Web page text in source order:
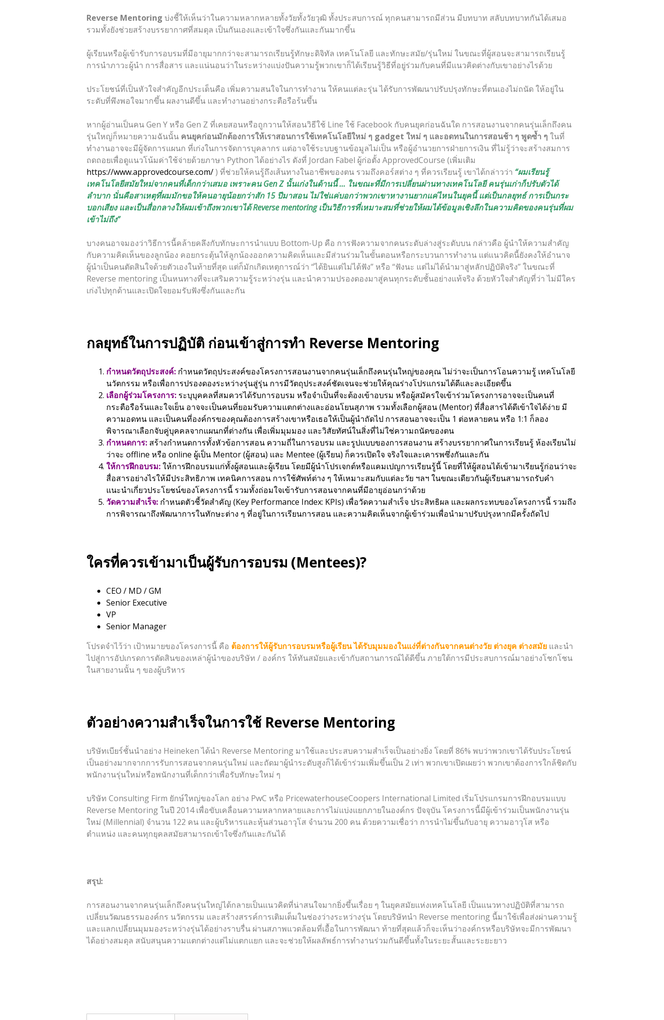
Reverse Mentoring บ่งชี้ให้เห็นว่าในความหลากหลายทั้งวัยทั้งวัยวุฒิ ทั้งประสบการณ์ ทุกคนสามารถมีส่วน มีบทบาท สลับบทบาทกันได้เสมอ
รวมทั้งยังช่วยสร้างบรรยากาศที่สมดุล เป็นกันเองและเข้าใจซึ่งกันและกันมากขึ้น
ผู้เรียนหรือผู้เข้ารับการอบรมที่มีอายุมากกว่าจะสามารถเรียนรู้ทักษะดิจิทัล เทคโนโลยี และทักษะสมัย/รุ่นใหม่ ในขณะที่ผู้สอนจะสามารถเรียนรู้
การนำภาวะผู้นำ การสื่อสาร และแน่นอนว่าในระหว่างแบ่งปันความรู้พวกเขาก็ได้เรียนรู้วิธีที่อยู่ร่วมกับคนที่มีแนวคิดต่างกับเขาอย่างไรด้วย
ประโยชน์ที่เป็นหัวใจสำคัญอีกประเด็นคือ เพิ่มความสนใจในการทำงาน ให้คนแต่ละรุ่น ได้รับการพัฒนาปรับปรุงทักษะที่ตนเองไม่ถนัด ให้อยู่ใน
ระดับที่พึงพอใจมากขึ้น ผลงานดีขึ้น และทำงานอย่างกระตือรือร้นขึ้น
หากผู้อ่านเป็นคน Gen Y หรือ Gen Z ที่เคยสอนหรือถูกวานให้สอนวิธีใช้ Line ใช้ Facebook กับคนยุคก่อนฉันใด การสอนงานจากคนรุ่นเล็กถึงคน
รุ่นใหญ่ก็หมายความฉันนั้น คนยุคก่อนมักต้องการให้เราสอนการใช้เทคโนโลยีใหม่ ๆ gadget ใหม่ ๆ และอดทนในการสอนช้า ๆ พูดซ้ำ ๆ ในที่
ทำงานอาจจะมีผู้จัดการแผนก ที่เก่งในการจัดการบุคลากร แต่อาจใช้ระบบฐานข้อมูลไม่เป็น หรือผู้อำนวยการฝ่ายการเงิน ที่ไม่รู้ว่าจะสร้างสมการ
ถดถอยเพื่อดูแนวโน้มค่าใช้จ่ายด้วยภาษา Python ได้อย่างไร ดังที่ Jordan Fabel ผู้ก่อตั้ง ApprovedCourse (เพิ่มเติม
https://www.approvedcourse.com/) ที่ช่วยให้คนรู้ถึงเส้นทางในอาชีพของตน รวมถึงคอร์สต่าง ๆ ที่ควรเรียนรู้ เขาได้กล่าวว่า “ผมเรียนรู้
เทคโนโลยีสมัยใหม่จากคนที่เด็กกว่าเสมอ เพราะคน Gen Z นั้นเก่งในด้านนี้ … ในขณะที่มีการเปลี่ยนผ่านทางเทคโนโลยี คนรุ่นเก่าก็ปรับตัวได้
ลำบาก นั่นคือสาเหตุที่ผมมักขอให้คนอายุน้อยกว่าสัก 15 ปีมาสอน ไม่ใช่แค่บอกว่าพวกเขาหางานยากแค่ไหนในยุคนี้ แต่เป็นกลยุทธ์ การเป็นกระ
บอกเสียง และเป็นสื่อกลางให้ผมเข้าถึงพวกเขาได้ Reverse mentoring เป็นวิธีการที่เหมาะสมที่ช่วยให้ผมได้ข้อมูลเชิงลึกในความคิดของคนรุ่นที่ผม
เข้าไม่ถึง”
บางคนอาจมองว่าวิธีการนี้คล้ายคลึงกับทักษะการนำแบบ Bottom-Up คือ การฟังความจากคนระดับล่างสู่ระดับบน กล่าวคือ ผู้นำให้ความสำคัญ
กับความคิดเห็นของลูกน้อง คอยกระตุ้นให้ลูกน้องออกความคิดเห็นและมีส่วนร่วมในขั้นตอนหรือกระบวนการทำงาน แต่แนวคิดนี้ยังคงให้อำนาจ
ผู้นำเป็นคนตัดสินใจด้วยตัวเองในท้ายที่สุด แต่ก็มักเกิดเหตุการณ์ว่า “ได้ยินแต่ไม่ได้ฟัง” หรือ “ฟังนะ แต่ไม่ได้นำมาสู่หลักปฏิบัติจริง” ในขณะที่
Reverse mentoring เป็นหนทางที่จะเสริมความรู้ระหว่างรุ่น และนำความปรองดองมาสู่คนทุกระดับชั้นอย่างแท้จริง ด้วยหัวใจสำคัญที่ว่า ไม่มีใคร
เก่งไปทุกด้านและเปิดใจยอมรับฟังซึ่งกันและกัน
กลยุทธ์ในการปฏิบัติ ก่อนเข้าสู่การทำ Reverse Mentoring
กำหนดวัตถุประสงค์: กำหนดวัตถุประสงค์ของโครงการสอนงานจากคนรุ่นเล็กถึงคนรุ่นใหญ่ของคุณ ไม่ว่าจะเป็นการโอนความรู้ เทคโนโลยี
นวัตกรรม หรือเพื่อการปรองดองระหว่างรุ่นสู่รุ่น การมีวัตถุประสงค์ชัดเจนจะช่วยให้คุณร่างโปรแกรมได้ดีและละเอียดขึ้น
เลือกผู้ร่วมโครงการ: ระบุบุคคลที่สมควรได้รับการอบรม หรือจำเป็นที่จะต้องเข้าอบรม หรือผู้สมัครใจเข้าร่วมโครงการอาจจะเป็นคนที่
กระตือรือร้นและใจเย็น อาจจะเป็นคนที่ยอมรับความแตกต่างและอ่อนโยนสุภาพ รวมทั้งเลือกผู้สอน (Mentor) ที่สื่อสารได้ดีเข้าใจได้ง่าย มี
ความอดทน และเป็นคนที่องค์กรของคุณต้องการสร้างเขาหรือเธอให้เป็นผู้นำถัดไป การสอนอาจจะเป็น 1 ต่อหลายคน หรือ 1:1 ก็ลอง
พิจารณาเลือกจับคู่บุคคลจากแผนกที่ต่างกัน เพื่อเพิ่มมุมมอง และวิสัยทัศน์ในสิ่งที่ไม่ใช่ความถนัดของตน
กำหนดการ: สร้างกำหนดการทั้งหัวข้อการสอน ความถี่ในการอบรม และรูปแบบของการสอนงาน สร้างบรรยากาศในการเรียนรู้ ห้องเรียนไม่
ว่าจะ offline หรือ online ผู้เป็น Mentor (ผู้สอน) และ Mentee (ผู้เรียน) ก็ควรเปิดใจ จริงใจและเคารพซึ่งกันและกัน
ให้การฝึกอบรม:ให้การฝึกอบรมแก่ทั้งผู้สอนและผู้เรียน โดยมีผู้นำโปรเจกต์หรือแคมเปญการเรียนรู้นี้ โดยที่ให้ผู้สอนได้เข้ามาเรียนรู้ก่อนว่าจะ
สื่อสารอย่างไรให้มีประสิทธิภาพ เทคนิคการสอน การใช้ศัพท์ต่าง ๆ ให้เหมาะสมกับแต่ละวัย ฯลฯ ในขณะเดียวกันผู้เรียนสามารถรับคำ
แนะนำเกี่ยวประโยชน์ของโครงการนี้ รวมทั้งถ่อมใจเข้ารับการสอนจากคนที่มีอายุอ่อนกว่าด้วย
วัดความสำเร็จ: กำหนดตัวชี้วัดสำคัญ (Key Performance Index: KPIs) เพื่อวัดความสำเร็จ ประสิทธิผล และผลกระทบของโครงการนี้ รวมถึง
การพิจารณาถึงพัฒนาการในทักษะต่าง ๆ ที่อยู่ในการเรียนการสอน และความคิดเห็นจากผู้เข้าร่วมเพื่อนำมาปรับปรุงหากมีครั้งถัดไป
ใครที่ควรเข้ามาเป็นผู้รับการอบรม (Mentees)?
CEO / MD / GM
Senior Executive
VP
Senior Manager
โปรดจำไว้ว่า เป้าหมายของโครงการนี้ คือ ต้องการให้ผู้รับการอบรมหรือผู้เรียน ได้รับมุมมองในแง่ที่ต่างกันจากคนต่างวัย ต่างยุค ต่างสมัย และนำ
ไปสู่การอัปเกรดการตัดสินของเหล่าผู้นำของบริษัท / องค์กร ให้ทันสมัยและเข้ากับสถานการณ์ได้ดีขึ้น ภายใต้การมีประสบการณ์มาอย่างโชกโชน
ในสายงานนั้น ๆ ของผู้บริหาร
ตัวอย่างความสำเร็จในการใช้ Reverse Mentoring
บริษัทเบียร์ชั้นนำอย่าง Heineken ได้นำ Reverse Mentoring มาใช้และประสบความสำเร็จเป็นอย่างยิ่ง โดยที่ 86% พบว่าพวกเขาได้รับประโยชน์
เป็นอย่างมากจากการรับการสอนจากคนรุ่นใหม่ และถัดมาผู้นำระดับสูงก็ได้เข้าร่วมเพิ่มขึ้นเป็น 2 เท่า พวกเขาเปิดเผยว่า พวกเขาต้องการใกล้ชิดกับ
พนักงานรุ่นใหม่หรือพนักงานที่เด็กกว่าเพื่อรับทักษะใหม่ ๆ
บริษัท Consulting Firm ยักษ์ใหญ่ของโลก อย่าง PwC หรือ PricewaterhouseCoopers International Limited เริ่มโปรแกรมการฝึกอบรมแบบ
Reverse Mentoring ในปี 2014 เพื่อขับเคลื่อนความหลากหลายและการไม่แบ่งแยกภายในองค์กร ปัจจุบัน โครงการนี้มีผู้เข้าร่วมเป็นพนักงานรุ่น
ใหม่ (Millennial) จำนวน 122 คน และผู้บริหารและหุ้นส่วนอาวุโส จำนวน 200 คน ด้วยความเชื่อว่า การนำไม่ขึ้นกับอายุ ความอาวุโส หรือ
ตำแหน่ง และคนทุกยุคลสมัยสามารถเข้าใจซึ่งกันและกันได้
สรุป:
การสอนงานจากคนรุ่นเล็กถึงคนรุ่นใหญ่ได้กลายเป็นแนวคิดที่น่าสนใจมากยิ่งขึ้นเรื่อย ๆ ในยุคสมัยแห่งเทคโนโลยี เป็นแนวทางปฏิบัติที่สามารถ
เปลี่ยนวัฒนธรรมองค์กร นวัตกรรม และสร้างสรรค์การเติมเต็มในช่องว่างระหว่างรุ่น โดยบริษัทนำ Reverse mentoring นี้มาใช้เพื่อส่งผ่านความรู้
และแลกเปลี่ยนมุมมองระหว่างรุ่นได้อย่างราบรื่น ผ่านสภาพแวดล้อมที่เอื้อในการพัฒนา ท้ายที่สุดแล้วก็จะเห็นว่าองค์กรหรือบริษัทจะมีการพัฒนา
ได้อย่างสมดุล สนับสนุนความแตกต่างแต่ไม่แตกแยก และจะช่วยให้ผลลัพธ์การทำงานร่วมกันดีขึ้นทั้งในระยะสั้นและระยะยาว